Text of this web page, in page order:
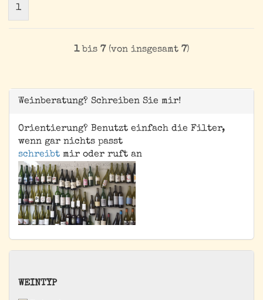
1
1bis 7(von insgesamt 7)
Weinberatung? Schreiben Sie mir!
Orientierung? Benutzt einfach die Filter,
wenn gar nichts passt
schreibt mir oder ruft an
WEINTYP
WEINTYP